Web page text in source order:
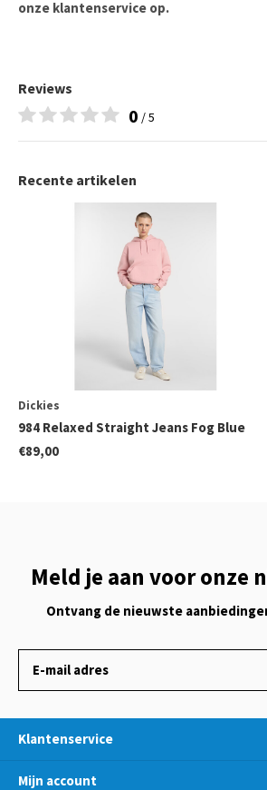
onze klantenservice op.
Reviews
0 / 5
Recente artikelen
Dickies
984 Relaxed Straight Jeans Fog Blue
€89,00
Meld je aan voor onze
Ontvang de nieuwste
Klantenservice
Mijn account